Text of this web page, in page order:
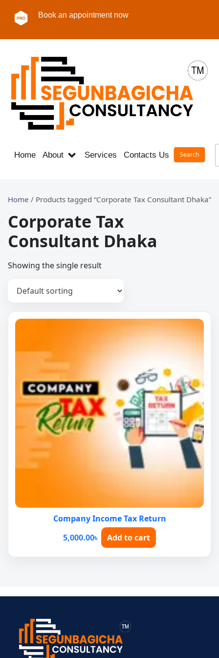
Book an appointment now
Home About Services Contacts Us Career
Home / Products tagged “Corporate Tax Consultant Dhaka”
Corporate Tax
Consultant Dhaka
Showing the single result
Company Income Tax Return
5,000.00৳ Add to cart
> ব্যক্তিগত আয়কর
> BIN সার্টিফিকেট